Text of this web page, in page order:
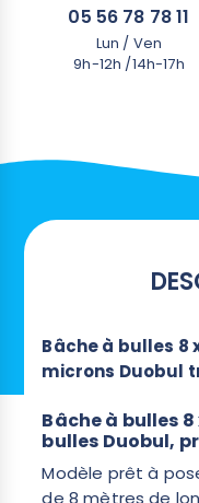
05 56 78 78 11
Lun / Ven
9h-12h /14h-17h
Bâche à bulles 8
microns Duobul
Bâche à bulles
bulles Duobul,
Modèle prêt à
de 8 mètres de